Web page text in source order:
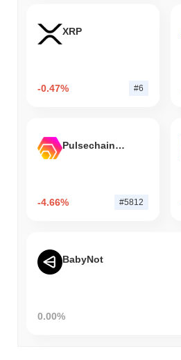
XRP
-0.47% #6
Pulsechain Bridged HEX (Pulsechain)
-4.66% #5812
BabyNot
0.00%